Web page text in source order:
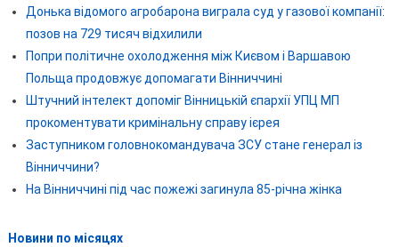
Донька відомого агробарона виграла суд у газової компанії:
позов на 729 тисяч відхилили
Попри політичне охолодження між Києвом і Варшавою
Польща продовжує допомагати Вінниччині
Штучний інтелект допоміг Вінницькій єпархії УПЦ МП
прокоментувати кримінальну справу ієрея
Заступником головнокомандувача ЗСУ стане генерал із
Вінниччини?
На Вінниччині під час пожежі загинула 85-річна жінка
Новини по місяцях